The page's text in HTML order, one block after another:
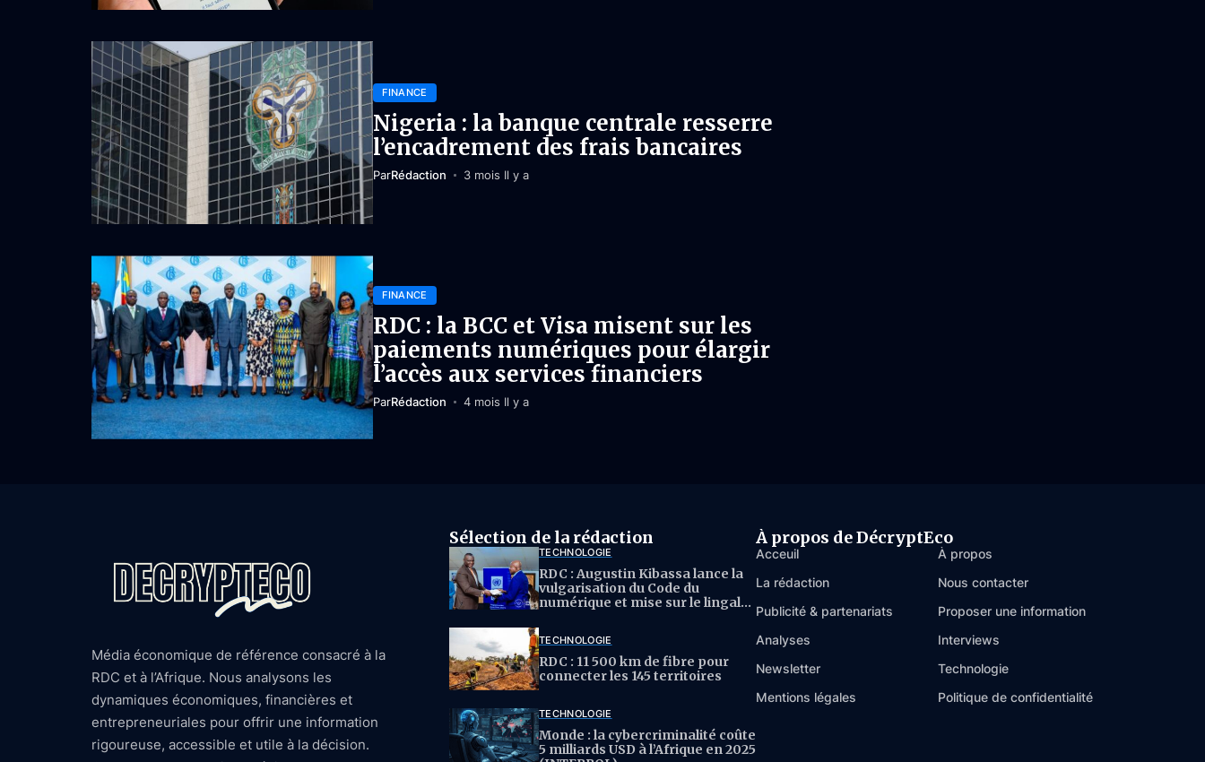
FINANCE
Nigeria : la banque centrale resserre
l’encadrement des frais bancaires
ParRédaction 3 mois Il y a
FINANCE
RDC : la BCC et Visa misent sur les
paiements numériques pour élargir
l’accès aux services financiers
ParRédaction 4 mois Il y a
Média économique de référence consacré à la
RDC et à l’Afrique. Nous analysons les
dynamiques économiques, financières et
entrepreneuriales pour offrir une information
rigoureuse, accessible et utile à la décision.
Sélection de la rédaction
TECHNOLOGIE
RDC : Augustin Kibassa lance la
vulgarisation du Code du
numérique et mise sur le lingala
TECHNOLOGIE
RDC : 11 500 km de fibre pour
connecter les 145 territoires
TECHNOLOGIE
Monde : la cybercriminalité coûte
5 milliards USD à l’Afrique en 2025
À propos de DécryptEco
Acceuil
À propos
La rédaction
Nous contacter
Publicité & partenariats
Proposer une information
Analyses
Interviews
Newsletter
Technologie
Mentions légales
Politique de confidentialité